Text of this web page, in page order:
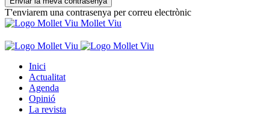
T'enviarem una contrasenya per correu electrònic
Mollet Viu
Inici
Actualitat
Agenda
Opinió
La revista